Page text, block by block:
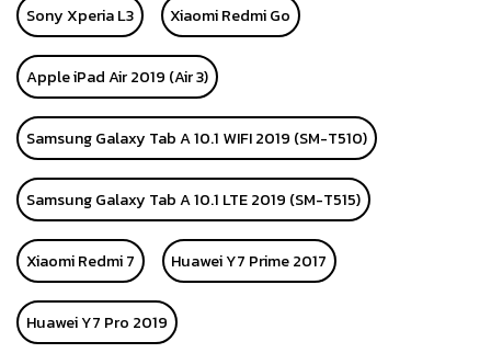
Sony Xperia L3 Xiaomi Redmi Go
Apple iPad Air 2019 (Air 3)
Samsung Galaxy Tab A 10.1 WIFI 2019 (SM-T510)
Samsung Galaxy Tab A 10.1 LTE 2019 (SM-T515)
Xiaomi Redmi 7 Huawei Y7 Prime 2017
Huawei Y7 Pro 2019